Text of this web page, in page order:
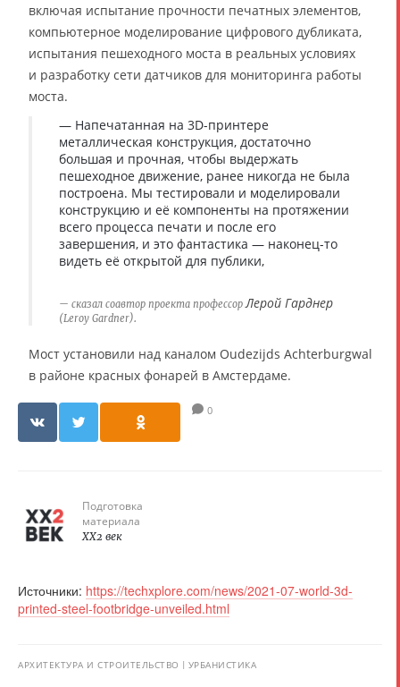
включая испытание прочности печатных элементов,
компьютерное моделирование цифрового дубликата,
испытания пешеходного моста в реальных условиях
и разработку сети датчиков для мониторинга работы
моста.
— Напечатанная на 3D-принтере
металлическая конструкция, достаточно
большая и прочная, чтобы выдержать
пешеходное движение, ранее никогда не была
построена. Мы тестировали и моделировали
конструкцию и её компоненты на протяжении
всего процесса печати и после его
завершения, и это фантастика — наконец-то
видеть её открытой для публики,
сказал соавтор проекта профессорЛерой Гарднер
(Leroy Gardner).
Мост установили над каналом Oudezijds Achterburgwal
в районе красных фонарей в Амстердаме.
0
Подготовка
материала
XX2 век
Источники: https://techxplore.com/news/2021-07-world-3d-
printed-steel-footbridge-unveiled.html
АРХИТЕКТУРА И СТРОИТЕЛЬСТВО УРБАНИСТИКА